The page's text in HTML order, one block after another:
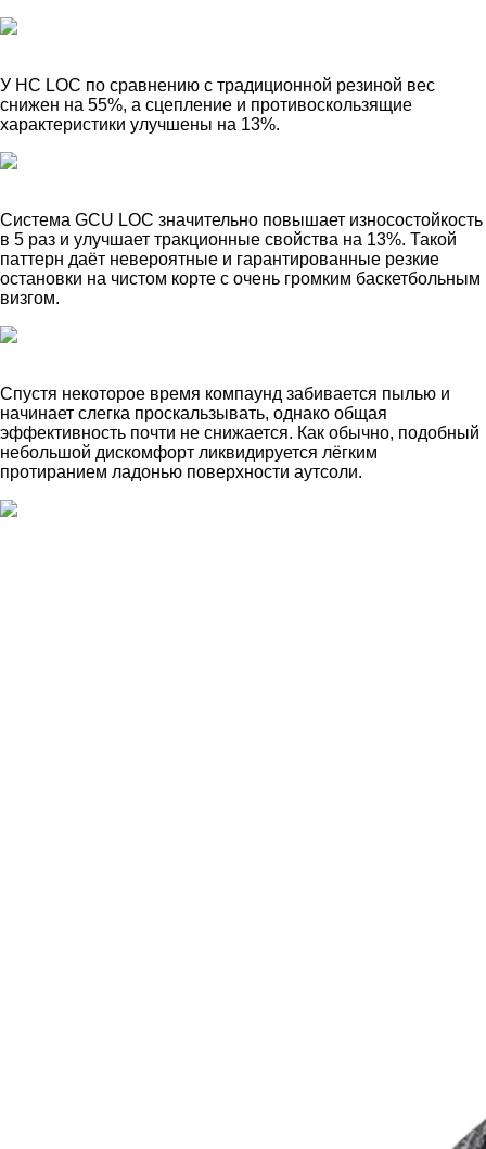
У HC LOC по сравнению с традиционной резиной вес
снижен на 55%, а сцепление и противоскользящие
характеристики улучшены на 13%.
Система GCU LOC значительно повышает износостойкость
в 5 раз и улучшает тракционные свойства на 13%. Такой
паттерн даёт невероятные и гарантированные резкие
остановки на чистом корте с очень громким баскетбольным
визгом.
Спустя некоторое время компаунд забивается пылью и
начинает слегка проскальзывать, однако общая
эффективность почти не снижается. Как обычно, подобный
небольшой дискомфорт ликвидируется лёгким
протиранием ладонью поверхности аутсоли.